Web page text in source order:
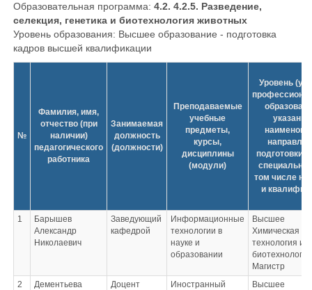
Образовательная программа: 4.2. 4.2.5. Разведение,
селекция, генетика и биотехнология животных
Уровень образования: Высшее образование - подготовка
кадров высшей квалификации
№
Фамилия, имя,
отчество (при
наличии)
педагогического
работника
Занимаемая
должность
(должности)
Преподаваемые
учебные
предметы,
курсы,
дисциплины
(модули)
Уровень
подготовки
том числе
и
1
Барышев
Александр
Николаевич
Заведующий
кафедрой
Информационные
технологии в
науке и
образовании
Высшее
Химическая
технология и
биотехнология
Магистр
2
Дементьева
Доцент
Иностранный
Высшее